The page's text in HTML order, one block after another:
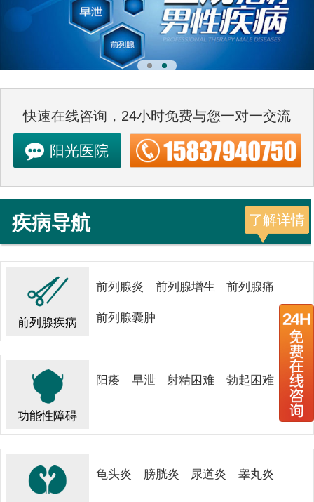
快速在线咨询，24小时免费与您一对一交流
阳光医院
了解详情
疾病导航
前列腺疾病
前列腺炎 前列腺增生 前列腺痛
前列腺囊肿
功能性障碍
阳痿 早泄 射精困难 勃起困难
龟头炎 膀胱炎 尿道炎 睾丸炎